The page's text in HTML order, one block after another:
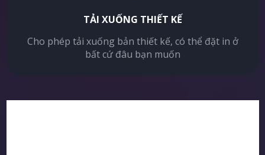
TẢI XUỐNG THIẾT KẾ
Cho phép tải xuống bản thiết kế, có thể đặt in ở
bất cứ đâu bạn muốn